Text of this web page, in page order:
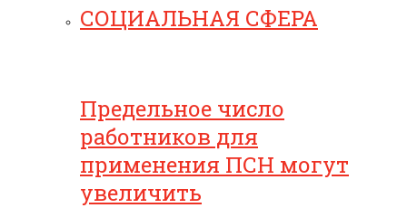
СОЦИАЛЬНАЯ СФЕРА
Предельное число
работников для
применения ПСН могут
увеличить